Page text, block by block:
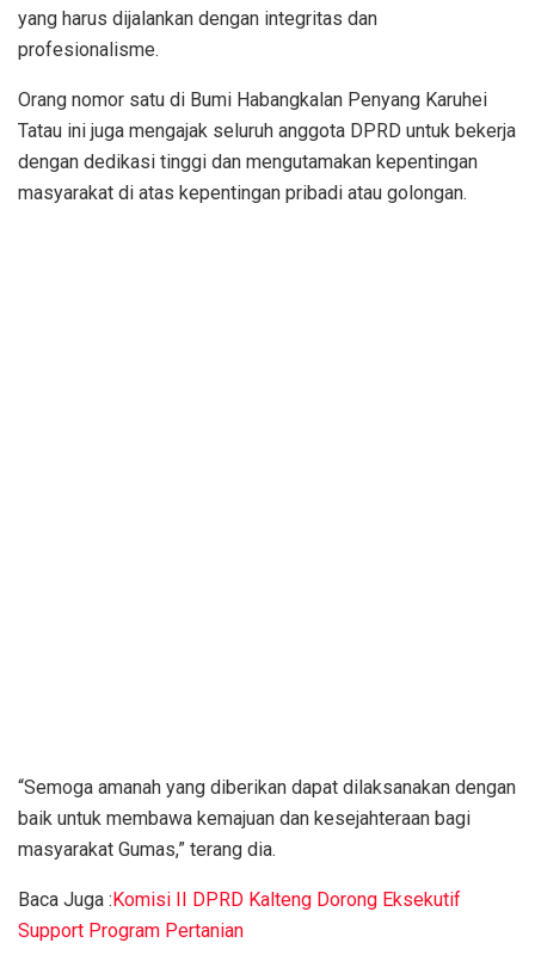
yang harus dijalankan dengan integritas dan
profesionalisme.
Orang nomor satu di Bumi Habangkalan Penyang Karuhei
Tatau ini juga mengajak seluruh anggota DPRD untuk bekerja
dengan dedikasi tinggi dan mengutamakan kepentingan
masyarakat di atas kepentingan pribadi atau golongan.
“Semoga amanah yang diberikan dapat dilaksanakan dengan
baik untuk membawa kemajuan dan kesejahteraan bagi
masyarakat Gumas,” terang dia.
Baca Juga :Komisi II DPRD Kalteng Dorong Eksekutif
Support Program Pertanian